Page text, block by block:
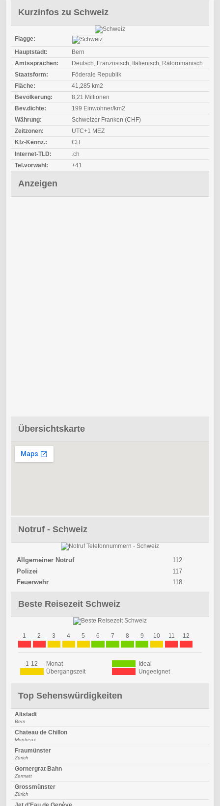
Kurzinfos zu Schweiz
Flagge:
Hauptstadt:
Bern
Amtssprachen:
Deutsch, Französisch, Italienisch, Rätoromanisch
Staatsform:
Föderale Republik
Fläche:
41,285 km2
Bevölkerung:
8,21 Millionen
Bev.dichte:
199 Einwohner/km2
Währung:
Schweizer Franken (CHF)
Zeitzonen:
UTC+1 MEZ
Kfz-Kennz.:
CH
Internet-TLD:
.ch
Tel.vorwahl:
+41
Anzeigen
Übersichtskarte
Notruf - Schweiz
Allgemeiner Notruf
112
Polizei
117
Feuerwehr
118
Beste Reisezeit Schweiz
1 2 3 4 5 6 7 8 9 10 11 12
1-12 Monat
Ideal
Übergangszeit
Ungeeignet
Top Sehenswürdigkeiten
Altstadt
Bern
Chateau de Chillon
Montreux
Fraumünster
Zürich
Gornergrat Bahn
Zermatt
Grossmünster
Zürich